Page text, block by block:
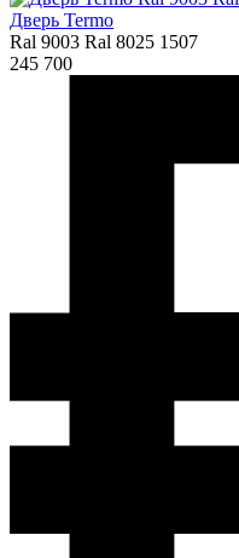
Дверь Termo
Ral 9003 Ral 8025 1507
245 700